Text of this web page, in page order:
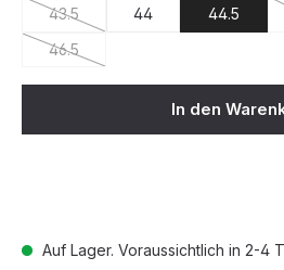
Auf Lager. Voraussichtlich in 2-4
43.5
(Diese Option ist zurzeit nicht
44 44.5
46.5
(Diese Option ist zurzeit nicht
In den